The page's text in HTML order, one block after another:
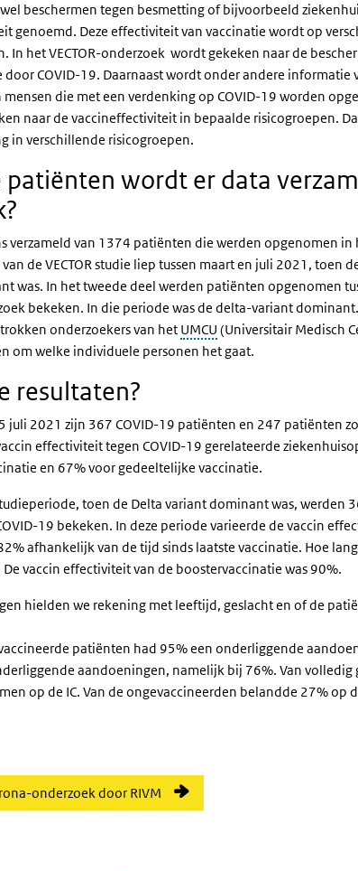
beschermen tegen besmetting of bijvoorbeeld
genoemd. Deze effectiviteit van vaccinatie wordt op
In het VECTOR-onderzoek wordt gekeken naar de
COVID-19. Daarnaast wordt onder andere informatie
die met een verdenking op COVID-19 worden
naar de vaccineffectiviteit in bepaalde risicogroepen.
in verschillende risicogroepen.
patiënten wordt er data
verzameld van 1374 patiënten die werden opgenomen
de VECTOR studie liep tussen maart en juli 2021, toen
was. In het tweede deel werden patiënten opgenomen
bekeken. In die periode was de delta-variant
onderzoekers van het UMCU (Universitair Medisch
om welke individuele personen het gaat.
resultaten?
juli 2021 zijn 367 COVID-19 patiënten en 247 patiënten
link)effectiviteit tegen COVID-19 gerelateerde
en 67% voor gedeeltelijke vaccinatie.
toen de Delta variant dominant was, werden
19 bekeken. In deze periode varieerde de vaccin
afhankelijk van de tijd sinds laatste vaccinatie. Hoe
vaccin effectiviteit van de boostervaccinatie was 90%.
hielden we rekening met leeftijd, geslacht en of de
patiënten had 95% een onderliggende
aandoeningen, namelijk bij 76%. Van volledig
op de IC. Van de ongevaccineerden belandde 27% op
onderzoek door RIVM